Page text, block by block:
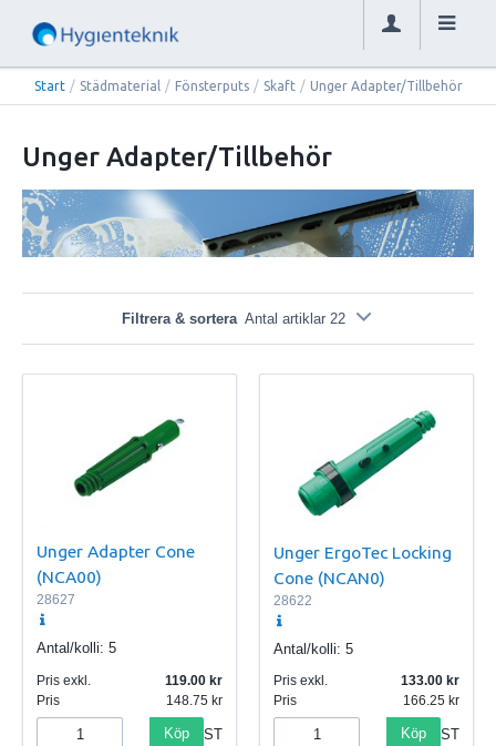
Start / Städmaterial / Fönsterputs / Skaft / Unger Adapter/Tillbehör
Unger Adapter/Tillbehör
Filtrera & sortera Antal artiklar 22
Unger Adapter Cone
(NCA00)
28627
Antal/kolli: 5
Pris exkl.
119.00
Pris
148.75
Köp ST
Unger ErgoTec Locking
Cone (NCAN0)
28622
Antal/kolli: 5
Pris exkl.
133.00
Pris
166.25
Köp ST